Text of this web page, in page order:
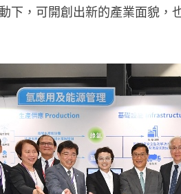
下，可開創出新的產業面貌，